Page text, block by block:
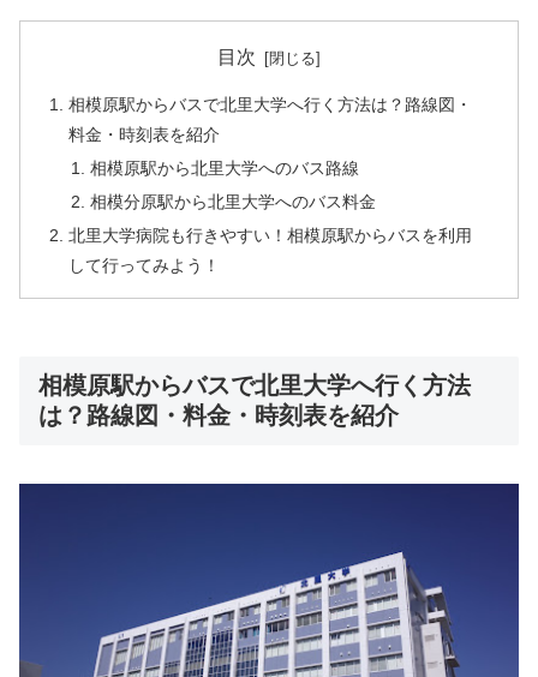
目次
相模原駅からバスで北里大学へ行く方法は？路線図・
料金・時刻表を紹介
相模原駅から北里大学へのバス路線
相模分原駅から北里大学へのバス料金
北里大学病院も行きやすい！相模原駅からバスを利用
して行ってみよう！
相模原駅からバスで北里大学へ行く方法
は？路線図・料金・時刻表を紹介